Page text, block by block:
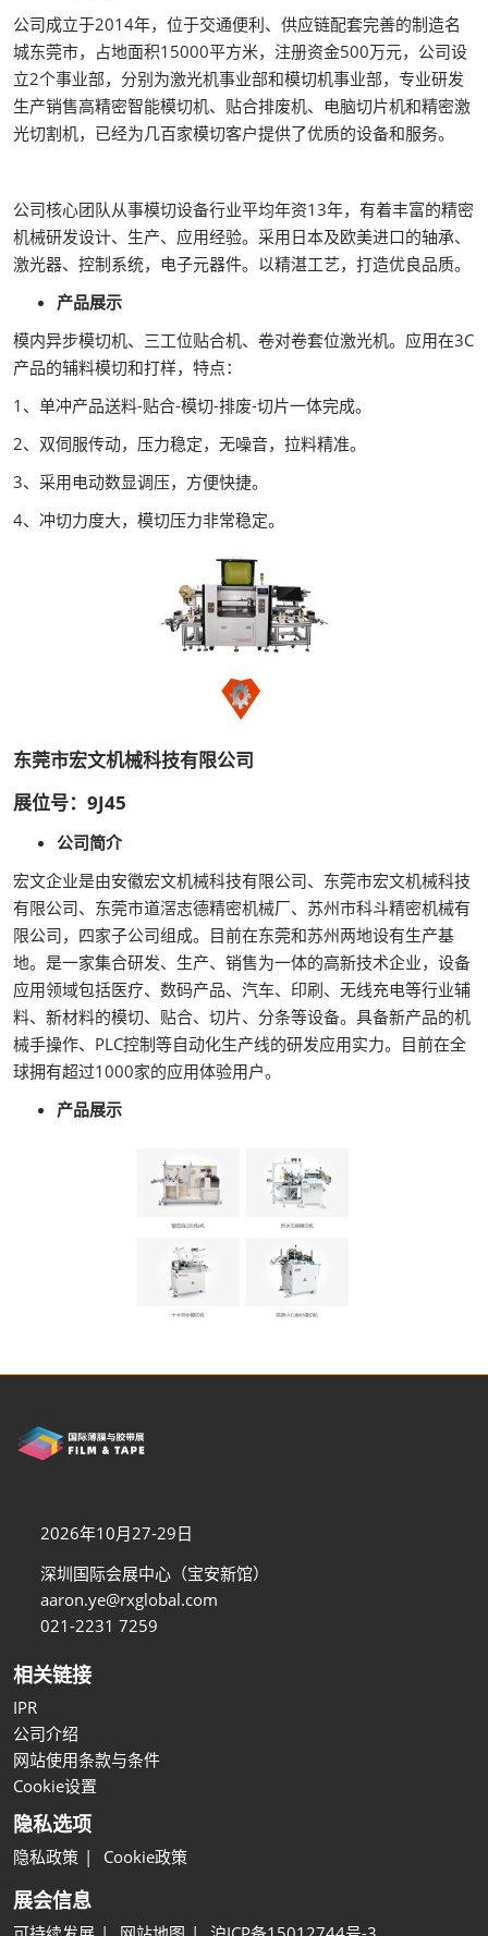
公司成立于2014年，位于交通便利、供应链配套完善的制造名
城东莞市，占地面积15000平方米，注册资金500万元，公司设
立2个事业部，分别为激光机事业部和模切机事业部，专业研发
生产销售高精密智能模切机、贴合排废机、电脑切片机和精密激
光切割机，已经为几百家模切客户提供了优质的设备和服务。
公司核心团队从事模切设备行业平均年资13年，有着丰富的精密
机械研发设计、生产、应用经验。采用日本及欧美进口的轴承、
激光器、控制系统，电子元器件。以精湛工艺，打造优良品质。
产品展示
模内异步模切机、三工位贴合机、卷对卷套位激光机。应用在3C
产品的辅料模切和打样，特点：
1、单冲产品送料-贴合-模切-排废-切片一体完成。
2、双伺服传动，压力稳定，无噪音，拉料精准。
3、采用电动数显调压，方便快捷。
4、冲切力度大，模切压力非常稳定。
东莞市宏文机械科技有限公司
展位号：9J45
公司简介
宏文企业是由安徽宏文机械科技有限公司、东莞市宏文机械科技
有限公司、东莞市道滘志德精密机械厂、苏州市科斗精密机械有
限公司，四家子公司组成。目前在东莞和苏州两地设有生产基
地。是一家集合研发、生产、销售为一体的高新技术企业，设备
应用领域包括医疗、数码产品、汽车、印刷、无线充电等行业辅
料、新材料的模切、贴合、切片、分条等设备。具备新产品的机
械手操作、PLC控制等自动化生产线的研发应用实力。目前在全
球拥有超过1000家的应用体验用户。
产品展示
2026年10月27-29日
深圳国际会展中心（宝安新馆）
aaron.ye@rxglobal.com
021-2231 7259
相关链接
IPR
公司介绍
网站使用条款与条件
Cookie设置
隐私选项
隐私政策 Cookie政策
展会信息